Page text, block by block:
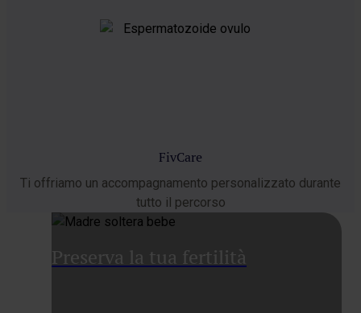
FivCare
Ti offriamo un accompagnamento personalizzato durante
tutto il percorso
Preserva la tua fertilità